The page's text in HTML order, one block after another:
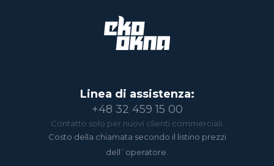
Linea di assistenza:
+48 32 459 15 00
Contatto solo per nuovi clienti commerciali.
Costo della chiamata secondo il listino prezzi
dell`operatore.